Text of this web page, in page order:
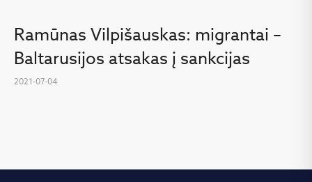
Ramūnas Vilpišauskas: migrantai –
Baltarusijos atsakas į sankcijas
2021-07-04